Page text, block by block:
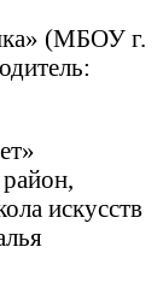
(МБОУ г.
искусств